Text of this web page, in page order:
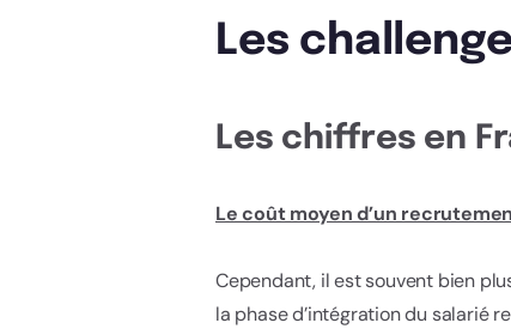
Les
Les chiffres en
Le coût moyen d’un
Cependant, il est souvent bien
la phase d’intégration du salarié